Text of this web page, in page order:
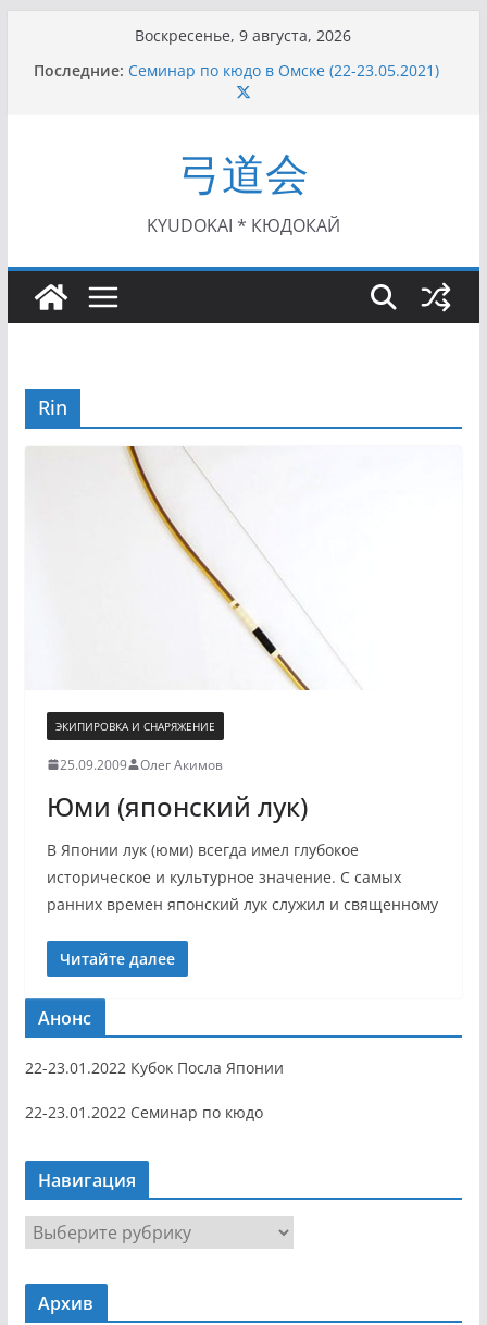
содержимому
Воскресенье, 9 августа, 2026
Последние: Семинар по кюдо в Омске (22-23.05.2021)
Чемпионат Росcии, Дёмино (2-5.09.2021)
II Кубок Посла Японии в России по Кюдо,
Орёл (25.07.2021)
I этап Кубка Московской области по Кюдо /
Сейдокан II (27.06.2021)
弓道会
KYUDOKAI * КЮДОКАЙ
Rin
ЭКИПИРОВКА И СНАРЯЖЕНИЕ
25.09.2009 Олег Акимов
Юми (японский лук)
В Японии лук (юми) всегда имел глубокое
историческое и культурное значение. С самых
ранних времен японский лук служил и священному
Читайте далее
Анонс
22-23.01.2022 Кубок Посла Японии
22-23.01.2022 Семинар по кюдо
Навигация
Н
а
в
Архив